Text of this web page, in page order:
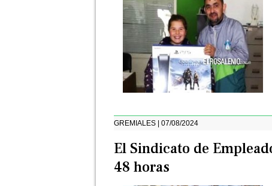
GREMIALES | 07/08/2024
El Sindicato de
48 horas